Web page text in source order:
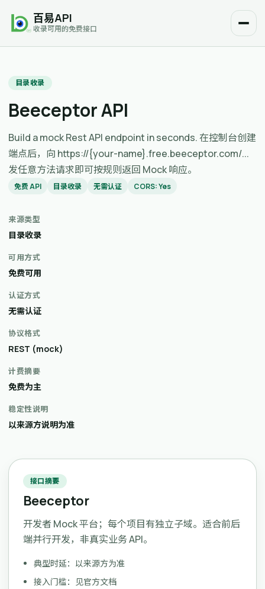
百易API
收录可用的免费接口
目录收录
Beeceptor API
Build a mock Rest API endpoint in seconds. 在控制台创建
端点后，向 https://{your-name}.free.beeceptor.com/...
发任意方法请求即可按规则返回 Mock 响应。
免费 API 目录收录 无需认证 CORS: Yes
来源类型
目录收录
可用方式
免费可用
认证方式
无需认证
协议格式
REST (mock)
计费摘要
免费为主
稳定性说明
以来源方说明为准
接口摘要
Beeceptor
开发者 Mock 平台；每个项目有独立子域。适合前后
端并行开发，非真实业务 API。
典型时延：以来源方为准
接入门槛：见官方文档